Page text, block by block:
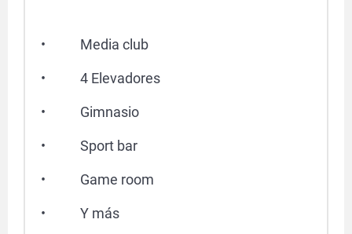
• Media club
• 4 Elevadores
• Gimnasio
• Sport bar
• Game room
• Y más